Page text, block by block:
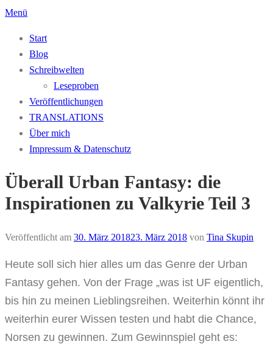
Zum
springen
Menü
Start
Blog
Schreibwelten
Leseproben
Veröffentlichungen
TRANSLATIONS
Über mich
Impressum & Datenschutz
Überall Urban Fantasy: die
Inspirationen zu Valkyrie Teil 3
Veröffentlicht am 30. März 201823. März 2018 von Tina Skupin
Heute soll sich hier alles um das Genre der Urban
Fantasy gehen. Von der Frage „was ist UF eigentlich,
bis hin zu meinen Lieblingsreihen. Weiterhin könnt ihr
weiterhin eurer Wissen testen und habt die Chance,
Norsen zu gewinnen. Zum Gewinnspiel geht es: